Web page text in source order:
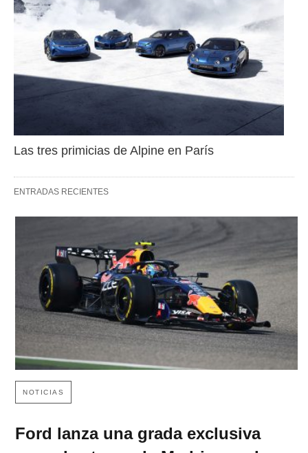
Las tres primicias de Alpine en París
ENTRADAS RECIENTES
NOTICIAS
Ford lanza una grada exclusiva